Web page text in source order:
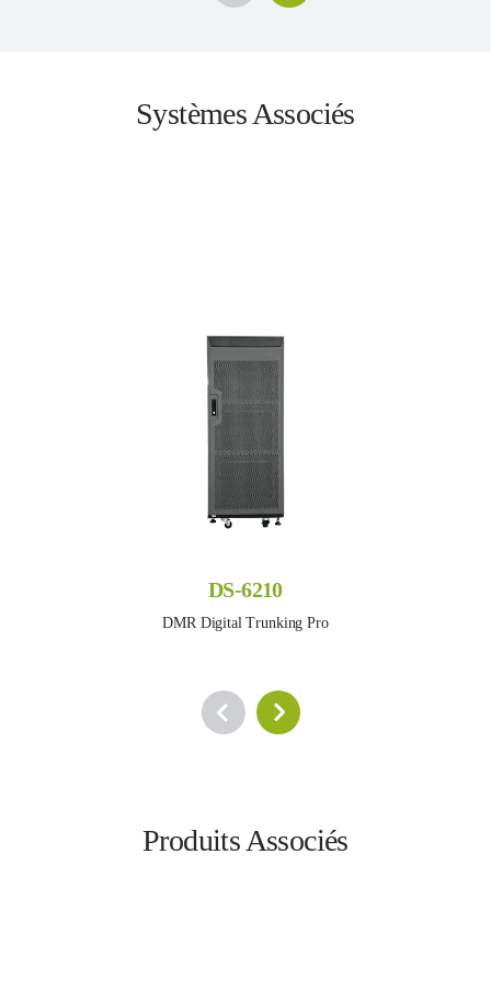
Systèmes Associés
DS-6210
DMR Digital Trunking Pro
Produits Associés